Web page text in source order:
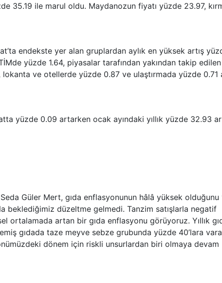
35.19 ile marul oldu. Maydanozun fiyatı yüzde 23.97,
endekste yer alan gruplardan aylık en yüksek artış
yüzde 1.64, piyasalar tarafından yakından takip edilen
ve otellerde yüzde 0.87 ve ulaştırmada yüzde 0.71
yüzde 0.09 artarken ocak ayındaki yıllık yüzde 32.93
Güler Mert, gıda enflasyonunun hâlâ yüksek olduğunu
beklediğimiz düzeltme gelmedi. Tanzim satışlarla negatif
ortalamada artan bir gıda enflasyonu görüyoruz. Yıllık
gıdada taze meyve sebze grubunda yüzde 40’lara
dönem için riskli unsurlardan biri olmaya devam